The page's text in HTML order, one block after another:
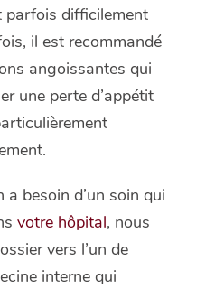
parfois difficilement
il est recommandé
angoissantes qui
une perte d’appétit
besoin d’un soin qui
votre hôpital, nous
vers l’un de
interne qui